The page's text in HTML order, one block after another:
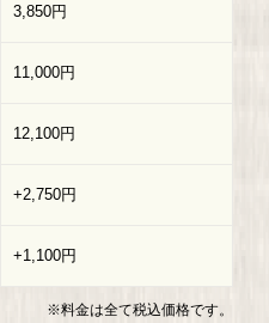
3,850円
11,000円
12,100円
+2,750円
+1,100円
※料金は全て税込価格です。